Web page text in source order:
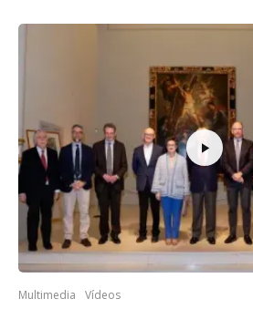
Multimedia Vídeos